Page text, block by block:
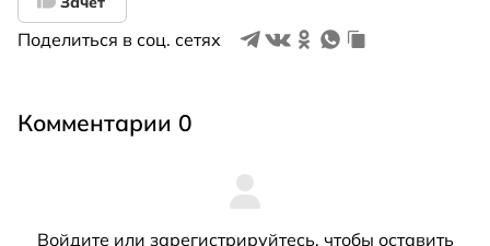
Поделиться в соц. сетях
Комментарии 0
Войдите или зарегистрируйтесь, чтобы оставить